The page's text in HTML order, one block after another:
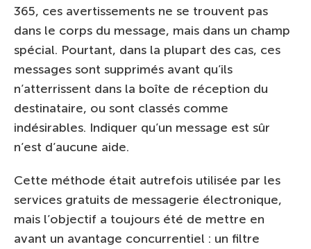
365, ces avertissements ne se trouvent pas
dans le corps du message, mais dans un champ
spécial. Pourtant, dans la plupart des cas, ces
messages sont supprimés avant qu’ils
n’atterrissent dans la boîte de réception du
destinataire, ou sont classés comme
indésirables. Indiquer qu’un message est sûr
n’est d’aucune aide.
Cette méthode était autrefois utilisée par les
services gratuits de messagerie électronique,
mais l’objectif a toujours été de mettre en
avant un avantage concurrentiel : un filtre